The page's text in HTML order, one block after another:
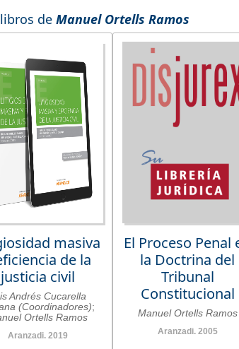
de Manuel Ortells Ramos
masiva
de la
justicia civil
Andrés Cucarella
(Coordinadores);
Ortells Ramos
Aranzadi. 2019
El Proceso Penal
la Doctrina del
Tribunal
Constitucional
Manuel Ortells Ramos
Aranzadi. 2005